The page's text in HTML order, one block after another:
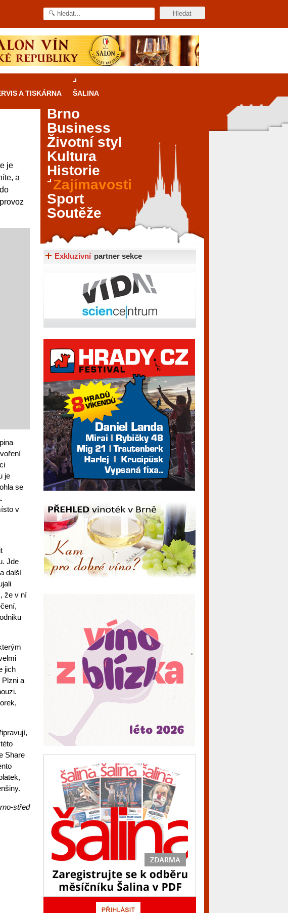
A TISKÁRNA ŠALINA
je
a
je
se
v
Jde
další
že v ní
jich
Plzni a
Share
střed
Od
skvělé
ale také
klasické
Brno
Business
Životní styl
Kultura
Historie
Zajímavosti
Sport
Soutěže
Exkluzivní partner sekce